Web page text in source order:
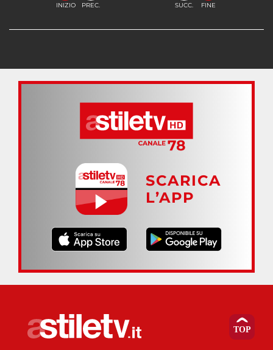
INIZIO PREC. SUCC. FINE
SCARICA
L’APP